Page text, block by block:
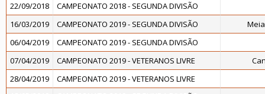
22/09/2018
CAMPEONATO 2018 - SEGUNDA DIVISÃO
16/03/2019
CAMPEONATO 2019 - SEGUNDA DIVISÃO
06/04/2019
CAMPEONATO 2019 - SEGUNDA DIVISÃO
07/04/2019
CAMPEONATO 2019 - VETERANOS LIVRE
28/04/2019
CAMPEONATO 2019 - VETERANOS LIVRE